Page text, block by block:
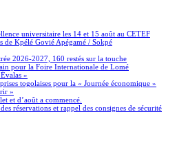
universitaire les 14 et 15 août au CETEF
de Kpélé Govié Apégamé / Sokpé
2026-2027, 160 restés sur la touche
pour la Foire Internationale de Lomé
»
togolaises pour la « Journée économique »
»
et d’août a commencé.
réservations et rappel des consignes de sécurité